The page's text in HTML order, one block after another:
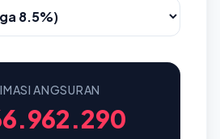
ANGSURAN